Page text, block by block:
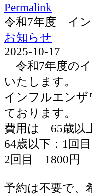
Permalink
令和7年度 イ
お知らせ
2025-10-17
令和7年度の
いたします。
インフルエンザ
ております。
費用は 65歳以
64歳以下：1回
2回目 1800
予約は不要で、